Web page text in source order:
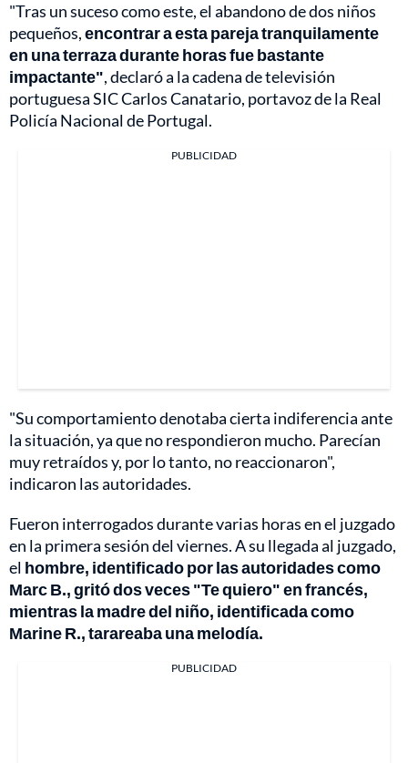
"Tras un suceso como este, el abandono de dos niños
pequeños,encontrar a esta pareja tranquilamente
en una terraza durante horas fue bastante
impactante", declaró a la cadena de televisión
portuguesa SIC Carlos Canatario, portavoz de la Real
Policía Nacional de Portugal.
PUBLICIDAD
"Su comportamiento denotaba cierta indiferencia ante
la situación, ya que no respondieron mucho. Parecían
muy retraídos y, por lo tanto, no reaccionaron",
indicaron las autoridades.
Fueron interrogados durante varias horas en el juzgado
en la primera sesión del viernes. A su llegada al juzgado,
el hombre, identificado por las autoridades como
Marc B., gritó dos veces "Te quiero" en francés,
mientras la madre del niño, identificada como
Marine R., tarareaba una melodía.
PUBLICIDAD